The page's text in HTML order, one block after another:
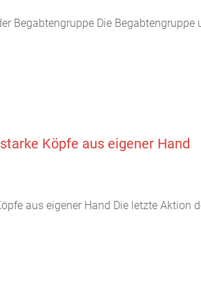
Begabtengruppe Die
Köpfe aus eigener Hand
aus eigener Hand Die letzte